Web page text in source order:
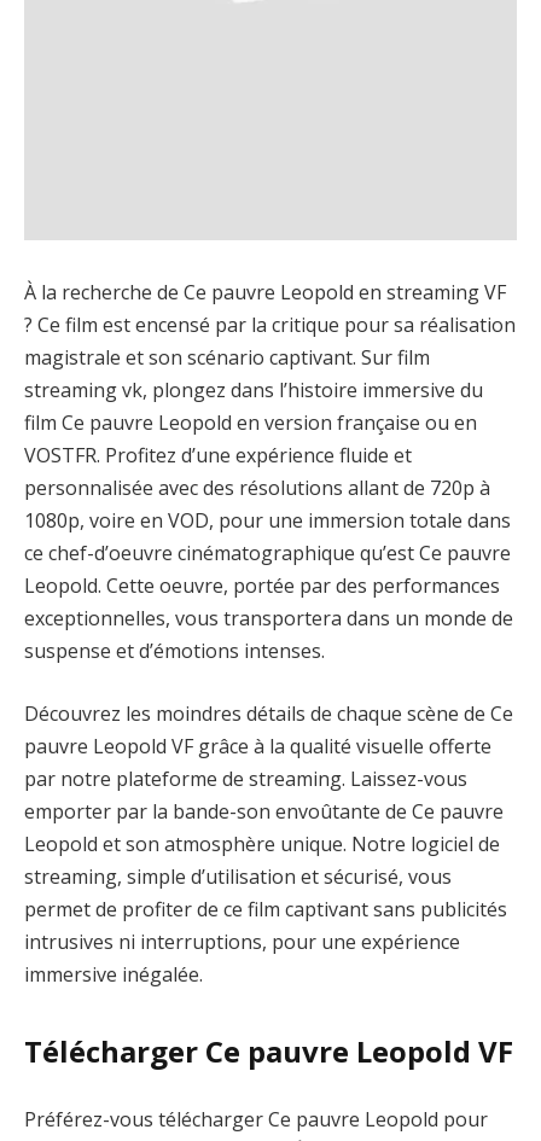
À la recherche de Ce pauvre Leopold en streaming VF
? Ce film est encensé par la critique pour sa réalisation
magistrale et son scénario captivant. Sur film
streaming vk, plongez dans l’histoire immersive du
film Ce pauvre Leopold en version française ou en
VOSTFR. Profitez d’une expérience fluide et
personnalisée avec des résolutions allant de 720p à
1080p, voire en VOD, pour une immersion totale dans
ce chef-d’oeuvre cinématographique qu’est Ce pauvre
Leopold. Cette oeuvre, portée par des performances
exceptionnelles, vous transportera dans un monde de
suspense et d’émotions intenses.
Découvrez les moindres détails de chaque scène de Ce
pauvre Leopold VF grâce à la qualité visuelle offerte
par notre plateforme de streaming. Laissez-vous
emporter par la bande-son envoûtante de Ce pauvre
Leopold et son atmosphère unique. Notre logiciel de
streaming, simple d’utilisation et sécurisé, vous
permet de profiter de ce film captivant sans publicités
intrusives ni interruptions, pour une expérience
immersive inégalée.
Télécharger Ce pauvre Leopold VF
Préférez-vous télécharger Ce pauvre Leopold pour